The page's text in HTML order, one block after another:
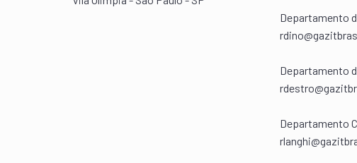
Departamento
Departamento
Departamento